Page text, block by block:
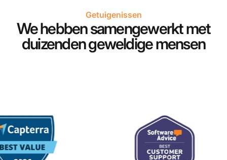
Getuigenissen
We hebben samengewerkt met
duizenden geweldige mensen